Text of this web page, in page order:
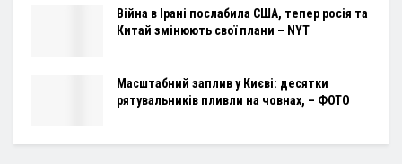
Війна в Ірані послабила США, тепер росія та
Китай змінюють свої плани – NYT
Масштабний заплив у Києві: десятки
рятувальників пливли на човнах, – ФОТО